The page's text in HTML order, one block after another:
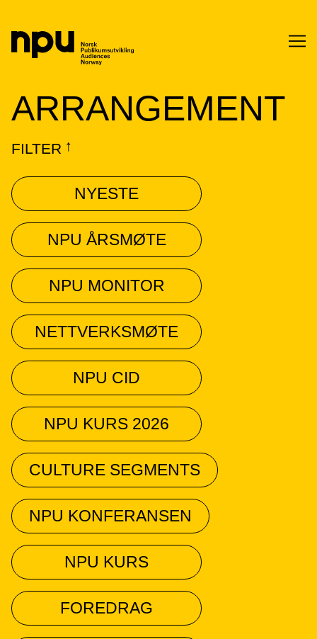
SØK
SØK →
ARRANGEMENT
FILTER ↓
NYESTE
NPU ÅRSMØTE
NPU MONITOR
NETTVERKSMØTE
NPU CID
NPU KURS 2026
CULTURE SEGMENTS
NPU KONFERANSEN
NPU KURS
FOREDRAG